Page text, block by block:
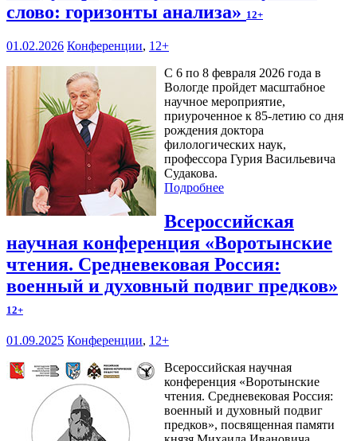
слово: горизонты анализа» 12+
01.02.2026 Конференции, 12+
С 6 по 8 февраля 2026 года в
Вологде пройдет масштабное
научное мероприятие,
приуроченное к 85-летию со дня
рождения доктора
филологических наук,
профессора Гурия Васильевича
Судакова.
Подробнее
Всероссийская
научная конференция «Воротынские
чтения. Средневековая Россия:
военный и духовный подвиг предков»
12+
01.09.2025 Конференции, 12+
Всероссийская научная
конференция «Воротынские
чтения. Средневековая Россия:
военный и духовный подвиг
предков», посвященная памяти